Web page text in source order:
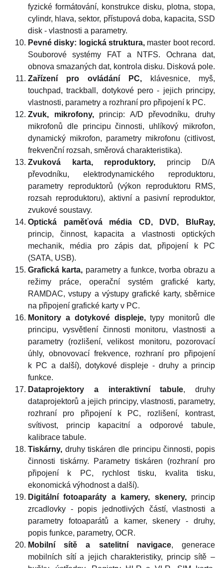
fyzické formátování, konstrukce disku, plotna, stopa,
cylindr, hlava, sektor, přístupová doba, kapacita, SSD
disk - vlastnosti a parametry.
Pevné disky: logická struktura, master boot record.
Souborové systémy FAT a NTFS. Ochrana dat,
obnova smazaných dat, kontrola disku. Disková pole.
Zařízení
pro ovládání PC, klávesnice, myš,
touchpad, trackball, dotykové pero - jejich principy,
vlastnosti, parametry a rozhraní pro připojení k PC.
Zvuk, mikrofony,princip: A/D převodníku, druhy
mikrofonů dle principu činnosti, uhlíkový mikrofon,
dynamický mikrofon, parametry mikrofonu (citlivost,
frekvenční rozsah, směrová charakteristika).
Zvuková karta, reproduktory, princip D/A
převodníku, elektrodynamického reproduktoru,
parametry reproduktorů (výkon reproduktoru RMS,
rozsah reproduktoru), aktivní a pasivní reproduktor,
zvukové soustavy.
Optická paměťová média CD, DVD, BluRay,
princip, činnost, kapacita a vlastnosti optických
mechanik, média pro zápis dat, připojení k PC
(SATA, USB).
Grafická karta, parametry a funkce, tvorba obrazu a
režimy práce, operační systém grafické karty,
RAMDAC, vstupy a výstupy grafické karty, sběrnice
na připojení grafické karty v PC.
Monitory a dotykové displeje,typy monitorů dle
principu, vysvětlení činnosti monitoru, vlastnosti a
parametry (rozlišení, velikost monitoru, pozorovací
úhly, obnovovací frekvence, rozhraní pro připojení
k PC a další), dotykové displeje - druhy a princip
funkce.
Dataprojektory a interaktivní tabule, druhy
dataprojektorů a jejich principy, vlastnosti, parametry,
rozhraní pro připojení k PC, rozlišení, kontrast,
svítivost, princip kapacitní a odporové tabule,
kalibrace tabule.
Tiskárny, druhy tiskáren dle principu činnosti, popis
činnosti tiskárny. Parametry tiskáren (rozhraní pro
připojení k PC, rychlost tisku, kvalita tisku,
ekonomická výhodnost a další).
Digitální fotoaparáty a kamery, skenery, princip
zrcadlovky - popis jednotlivých částí, vlastnosti a
parametry fotoaparátů a kamer, skenery - druhy,
popis funkce, parametry, OCR.
Mobilní sítě a satelitní navigace, generace
mobilních sítí a jejich charakteristiky, princip sítě –